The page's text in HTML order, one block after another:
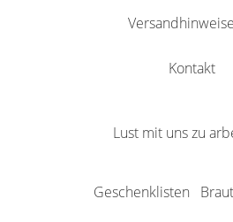
Versandhinweise
Kontakt
Lust mit uns zu
Geschenklisten